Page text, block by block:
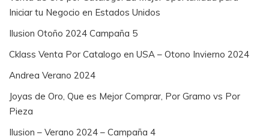
Iniciar tu Negocio en Estados Unidos
Ilusion Otoño 2024 Campaña 5
Cklass Venta Por Catalogo en USA – Otono Invierno 2024
Andrea Verano 2024
Joyas de Oro, Que es Mejor Comprar, Por Gramo vs Por
Pieza
Ilusion – Verano 2024 – Campaña 4